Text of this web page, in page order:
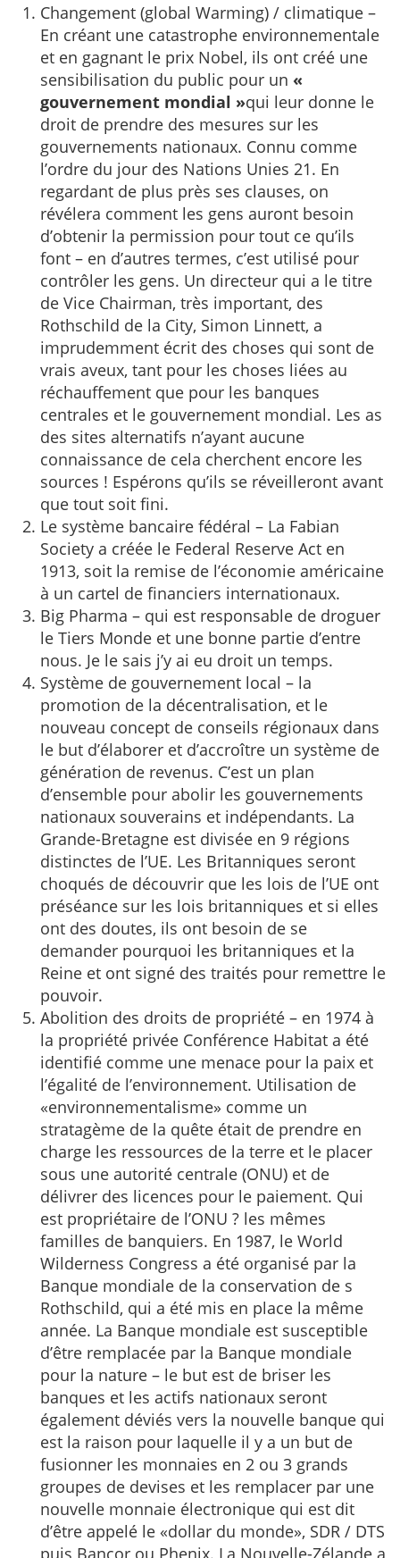
Changement (global Warming) / climatique –
En créant une catastrophe environnementale
et en gagnant le prix Nobel, ils ont créé une
sensibilisation du public pour un «
gouvernement mondial »qui leur donne le
droit de prendre des mesures sur les
gouvernements nationaux. Connu comme
l’ordre du jour des Nations Unies 21. En
regardant de plus près ses clauses, on
révélera comment les gens auront besoin
d’obtenir la permission pour tout ce qu’ils
font – en d’autres termes, c’est utilisé pour
contrôler les gens. Un directeur qui a le titre
de Vice Chairman, très important, des
Rothschild de la City, Simon Linnett, a
imprudemment écrit des choses qui sont de
vrais aveux, tant pour les choses liées au
réchauffement que pour les banques
centrales et le gouvernement mondial. Les as
des sites alternatifs n’ayant aucune
connaissance de cela cherchent encore les
sources ! Espérons qu’ils se réveilleront avant
que tout soit fini.
Le système bancaire fédéral – La Fabian
Society a créée le Federal Reserve Act en
1913, soit la remise de l’économie américaine
à un cartel de financiers internationaux.
Big Pharma – qui est responsable de droguer
le Tiers Monde et une bonne partie d’entre
nous. Je le sais j’y ai eu droit un temps.
Système de gouvernement local – la
promotion de la décentralisation, et le
nouveau concept de conseils régionaux dans
le but d’élaborer et d’accroître un système de
génération de revenus. C’est un plan
d’ensemble pour abolir les gouvernements
nationaux souverains et indépendants. La
Grande-Bretagne est divisée en 9 régions
distinctes de l’UE. Les Britanniques seront
choqués de découvrir que les lois de l’UE ont
préséance sur les lois britanniques et si elles
ont des doutes, ils ont besoin de se
demander pourquoi les britanniques et la
Reine et ont signé des traités pour remettre le
pouvoir.
Abolition des droits de propriété – en 1974 à
la propriété privée Conférence Habitat a été
identifié comme une menace pour la paix et
l’égalité de l’environnement. Utilisation de
«environnementalisme» comme un
stratagème de la quête était de prendre en
charge les ressources de la terre et le placer
sous une autorité centrale (ONU) et de
délivrer des licences pour le paiement. Qui
est propriétaire de l’ONU ? les mêmes
familles de banquiers. En 1987, le World
Wilderness Congress a été organisé par la
Banque mondiale de la conservation de s
Rothschild, qui a été mis en place la même
année. La Banque mondiale est susceptible
d’être remplacée par la Banque mondiale
pour la nature – le but est de briser les
banques et les actifs nationaux seront
également déviés vers la nouvelle banque qui
est la raison pour laquelle il y a un but de
fusionner les monnaies en 2 ou 3 grands
groupes de devises et les remplacer par une
nouvelle monnaie électronique qui est dit
d’être appelé le «dollar du monde», SDR / DTS
puis Bancor ou Phenix. La Nouvelle-Zélande a